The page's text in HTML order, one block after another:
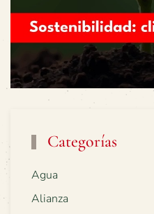
Categorías
Agua
Alianza